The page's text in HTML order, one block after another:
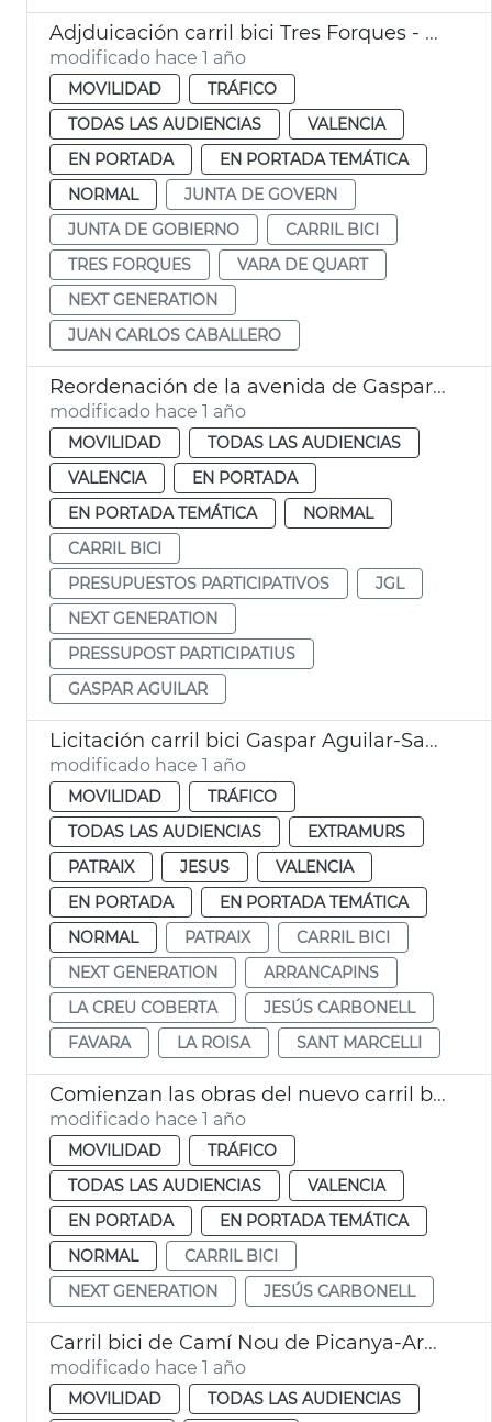
Adjduicación carril bici Tres Forques - Vara de Quart
modificado hace 1 año
MOVILIDAD
TRÁFICO
TODAS LAS AUDIENCIAS
VALENCIA
EN PORTADA
EN PORTADA TEMÁTICA
NORMAL
JUNTA DE GOVERN
JUNTA DE GOBIERNO
CARRIL BICI
TRES FORQUES
VARA DE QUART
NEXT GENERATION
JUAN CARLOS CABALLERO
Reordenación de la avenida de Gaspar Aguilar de València
modificado hace 1 año
MOVILIDAD
TODAS LAS AUDIENCIAS
VALENCIA
EN PORTADA
EN PORTADA TEMÁTICA
NORMAL
CARRIL BICI
PRESUPUESTOS PARTICIPATIVOS
JGL
NEXT GENERATION
PRESSUPOST PARTICIPATIUS
GASPAR AGUILAR
Licitación carril bici Gaspar Aguilar-Sant Vicent València
modificado hace 1 año
MOVILIDAD
TRÁFICO
TODAS LAS AUDIENCIAS
EXTRAMURS
PATRAIX
JESUS
VALENCIA
EN PORTADA
EN PORTADA TEMÁTICA
NORMAL
PATRAIX
CARRIL BICI
NEXT GENERATION
ARRANCAPINS
LA CREU COBERTA
JESÚS CARBONELL
FAVARA
LA ROISA SANT MARCELLI
Comienzan las obras del nuevo carril bici Camí Nou de Picanya - Arxiduque Carlos
modificado hace 1 año
MOVILIDAD
TRÁFICO
TODAS LAS AUDIENCIAS
VALENCIA
EN PORTADA
EN PORTADA TEMÁTICA
NORMAL
CARRIL BICI
NEXT GENERATION
JESÚS CARBONELL
Carril bici de Camí Nou de Picanya-Arxiduc Carles
modificado hace 1 año
MOVILIDAD
TODAS LAS AUDIENCIAS